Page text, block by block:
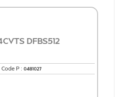
DFBS512
Code P : 0481027